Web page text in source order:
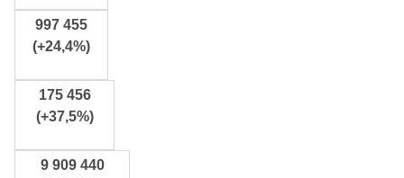
997 455
(+24,4%)
175 456
(+37,5%)
9 909 440